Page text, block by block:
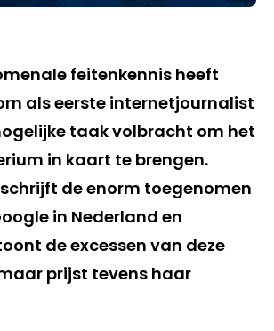
feitenkennis heeft
als eerste internetjournalist
taak volbracht om het
in kaart te brengen.
de enorm toegenomen
in Nederland en
de excessen van deze
prijst tevens haar